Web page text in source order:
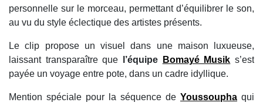
personnelle sur le morceau, permettant d’équilibrer le son,
au vu du style éclectique des artistes présents.
Le clip propose un visuel dans une maison luxueuse,
laissant transparaître que
l’équipe Bomayé Musik s’est
payée un voyage entre pote, dans un cadre idyllique.
Mention spéciale pour la séquence de Youssoupha qui